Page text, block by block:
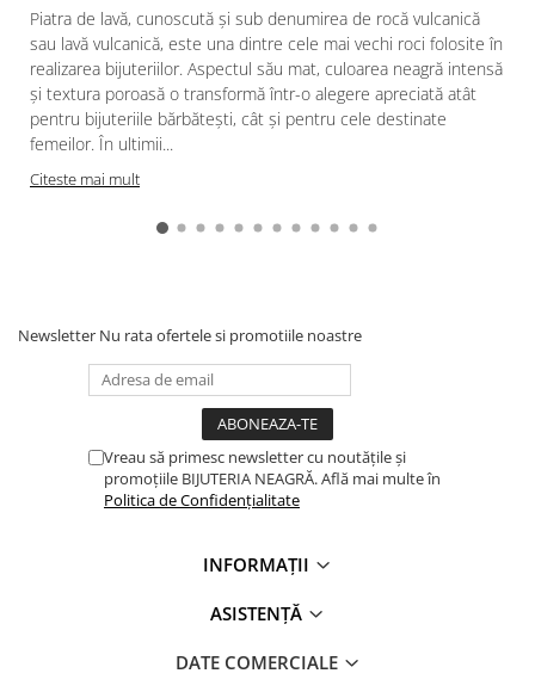
Piatra de lavă, cunoscută și sub denumirea de rocă vulcanică
sau lavă vulcanică, este una dintre cele mai vechi roci folosite în
realizarea bijuteriilor. Aspectul său mat, culoarea neagră intensă
și textura poroasă o transformă într-o alegere apreciată atât
pentru bijuteriile bărbătești, cât și pentru cele destinate
femeilor. În ultimii...
Citeste mai mult
Newsletter Nu rata ofertele si promotiile noastre
Vreau să primesc newsletter cu noutățile și
promoțiile BIJUTERIA NEAGRĂ. Află mai multe în
Politica de Confidențialitate
INFORMAȚII
ASISTENȚĂ
DATE COMERCIALE